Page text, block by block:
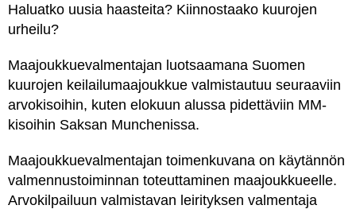
Haluatko uusia haasteita? Kiinnostaako kuurojen
urheilu?
Maajoukkuevalmentajan luotsaamana Suomen
kuurojen keilailumaajoukkue valmistautuu seuraaviin
arvokisoihin, kuten elokuun alussa pidettäviin MM-
kisoihin Saksan Munchenissa.
Maajoukkuevalmentajan toimenkuvana on käytännön
valmennustoiminnan toteuttaminen maajoukkueelle.
Arvokilpailuun valmistavan leirityksen valmentaja